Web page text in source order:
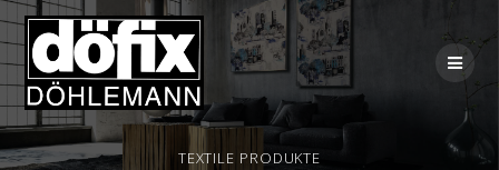
TEXTILE PRODUKTE